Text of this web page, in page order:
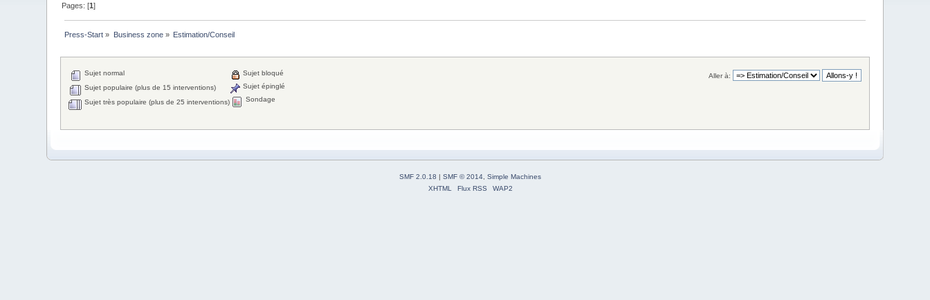
Pages: [1]
Press-Start » Business zone» Estimation/Conseil
Aller à:
Sujet normal
Sujet populaire (plus de 15 interventions)
Sujet très populaire (plus de 25 interventions)
Sujet bloqué
Sujet épinglé
Sondage
SMF 2.0.18 | SMF © 2014, Simple Machines
XHTML
Flux RSS WAP2